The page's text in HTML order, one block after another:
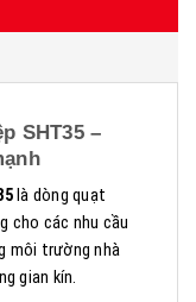
SHT35 –
là dòng quạt
cho các nhu cầu
môi trường nhà
gian kín.